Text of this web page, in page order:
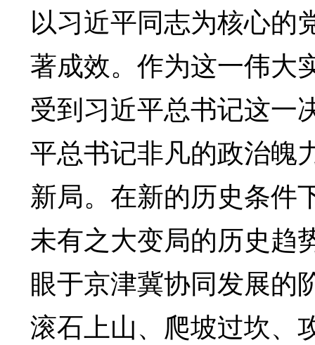
以习近平同志为核心的
著成效。作为这一伟大
受到习近平总书记这一
平总书记非凡的政治魄
新局。在新的历史条件
未有之大变局的历史趋
眼于京津冀协同发展的
滚石上山、爬坡过坎、